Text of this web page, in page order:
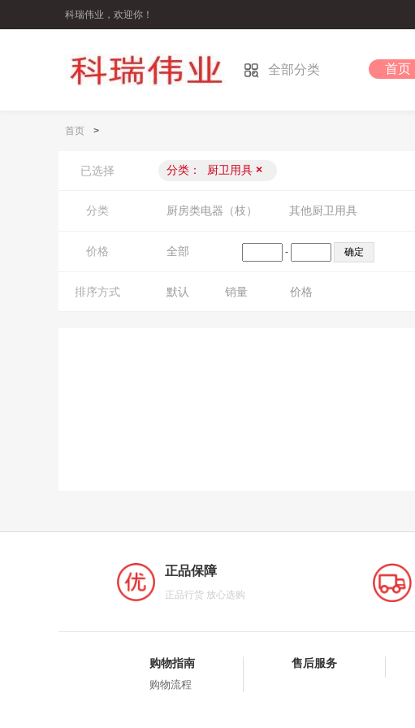
科瑞伟业，欢迎你！
全部分类 首页
首页 >
已选择 分类： 厨卫用具 ×
分类 厨房类电器（枝） 其他厨卫用具
价格 全部 -
排序方式 默认 销量 价格
正品保障
正品行货 放心选购
购物指南
购物流程
售后服务